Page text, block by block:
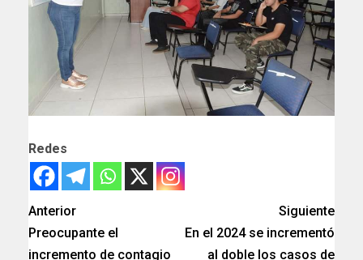
Redes
Anterior
Preocupante el
incremento de contagio
Siguiente
En el 2024 se incrementó
al doble los casos de